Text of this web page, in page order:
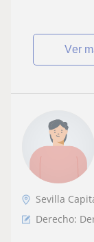
ver
Sevilla
Derecho: